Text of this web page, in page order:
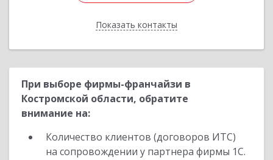
Показать контакты
Назад
При выборе фирмы-франчайзи в
Костромской области, обратите
внимание на:
Количество клиентов (договоров ИТС)
на сопровождении у партнера фирмы 1С.